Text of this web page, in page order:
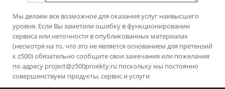
Мы делаем все возможное для оказания услуг наивысшего
уровня. Если Вы заметили ошибку в функционировании
сервиса или неточности в опубликованных материалах
(несмотря на то, что это не является основанием для претензий
к z500) обязательно сообщите свои замечания или пожелания
по адресу project@z500proekty.ru поскольку мы постоянно
совершенствуем продукты, сервис и услуги